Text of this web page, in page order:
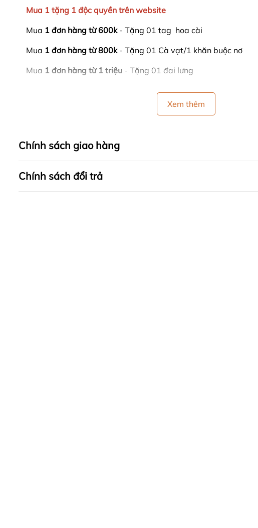
Mua 1 tặng 1 độc quyền trên website
Mua 1 đơn hàng từ 600k- Tặng 01 tag hoa cài
Mua 1 đơn hàng từ 800k- Tặng 01 Cà vạt/1 khăn buộc nơ
Mua 1 đơn hàng từ 1 triệu - Tặng 01 đai lưng
Xem thêm
Chính sách giao hàng
Chính sách đổi trả